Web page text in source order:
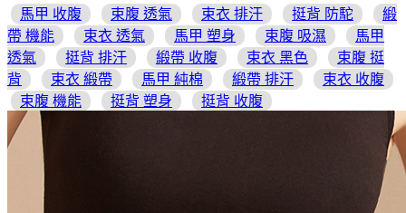
馬甲 收腹 束腹 透氣 束衣 排汗 挺背 防駝
緞
帶 機能
束衣 透氣 馬甲 塑身 束腹 吸濕
馬甲
透氣
挺背 排汗 緞帶 收腹 束衣 黑色
束腹 挺
背
束衣 緞帶 馬甲 純棉 緞帶 排汗
束衣 收腹
束腹 機能
挺背 塑身 挺背 收腹